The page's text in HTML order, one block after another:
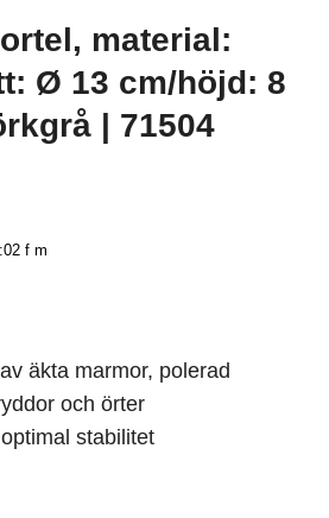
material:
Ø 13 cm/höjd: 8
| 71504
f m
äkta marmor, polerad
och örter
stabilitet